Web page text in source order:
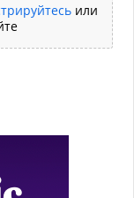
или